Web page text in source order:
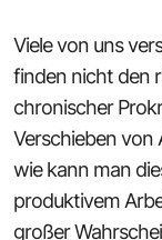
Viele von uns
finden nicht den
chronischer
Verschieben von
wie kann man
produktivem
großer